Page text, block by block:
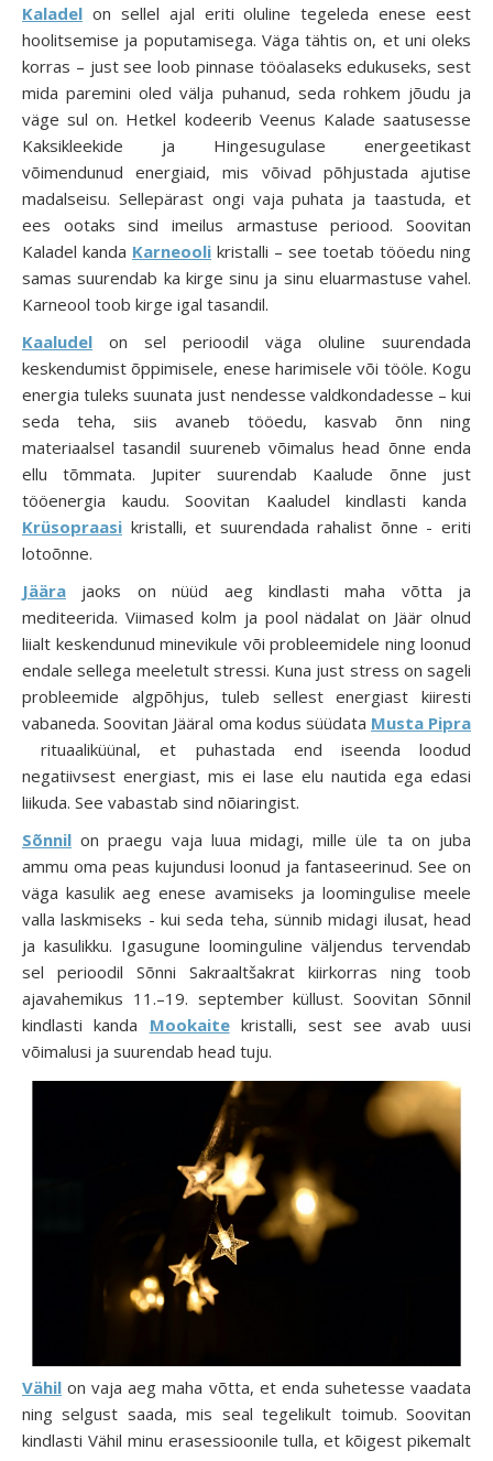
Kaladel on sellel ajal eriti oluline tegeleda enese eest
hoolitsemise ja poputamisega. Väga tähtis on, et uni oleks
korras – just see loob pinnase tööalaseks edukuseks, sest
mida paremini oled välja puhanud, seda rohkem jõudu ja
väge sul on. Hetkel kodeerib Veenus Kalade saatusesse
Kaksikleekide ja Hingesugulase energeetikast
võimendunud energiaid, mis võivad põhjustada ajutise
madalseisu. Sellepärast ongi vaja puhata ja taastuda, et
ees ootaks sind imeilus armastuse periood. Soovitan
Kaladel kanda Karneooli kristalli – see toetab tööedu ning
samas suurendab ka kirge sinu ja sinu eluarmastuse vahel.
Karneool toob kirge igal tasandil.
Kaaludel on sel perioodil väga oluline suurendada
keskendumist õppimisele, enese harimisele või tööle. Kogu
energia tuleks suunata just nendesse valdkondadesse – kui
seda teha, siis avaneb tööedu, kasvab õnn ning
materiaalsel tasandil suureneb võimalus head õnne enda
ellu tõmmata. Jupiter suurendab Kaalude õnne just
tööenergia kaudu. Soovitan Kaaludel kindlasti kanda
Krüsopraasi kristalli, et suurendada rahalist õnne - eriti
lotoõnne.
Jäära jaoks on nüüd aeg kindlasti maha võtta ja
mediteerida. Viimased kolm ja pool nädalat on Jäär olnud
liialt keskendunud minevikule või probleemidele ning loonud
endale sellega meeletult stressi. Kuna just stress on sageli
probleemide algpõhjus, tuleb sellest energiast kiiresti
vabaneda. Soovitan Jääral oma kodus süüdata Musta Pipra
rituaaliküünal, et puhastada end iseenda loodud
negatiivsest energiast, mis ei lase elu nautida ega edasi
liikuda. See vabastab sind nõiaringist.
Sõnnil on praegu vaja luua midagi, mille üle ta on juba
ammu oma peas kujundusi loonud ja fantaseerinud. See on
väga kasulik aeg enese avamiseks ja loomingulise meele
valla laskmiseks - kui seda teha, sünnib midagi ilusat, head
ja kasulikku. Igasugune loominguline väljendus tervendab
sel perioodil Sõnni Sakraaltšakrat kiirkorras ning toob
ajavahemikus 11.–19. september küllust. Soovitan Sõnnil
kindlasti kanda Mookaitekristalli, sest see avab uusi
võimalusi ja suurendab head tuju.
Vähil on vaja aeg maha võtta, et enda suhetesse vaadata
ning selgust saada, mis seal tegelikult toimub. Soovitan
kindlasti Vähil minu erasessioonile tulla, et kõigest pikemalt